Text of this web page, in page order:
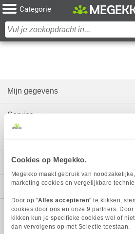
Cookies op Megekko.
Megekko maakt gebruik van
marketing cookies en vergelijkbare
Door op "Alles accepteren" te klikken,
cookies door ons en onze 9 partners.
kikken kun je specifieke cookies wel of
dan vervolgens op met Selectie toestaan.
Categorie
Mijn gegevens
Service
Contact
Megekko
Categorieën